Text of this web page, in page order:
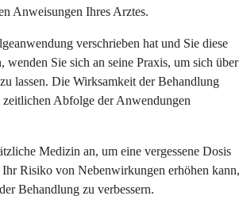
Anweisungen Ihres Arztes.
verschrieben hat und Sie diese
wenden Sie sich an seine Praxis, um sich über
lassen. Die Wirksamkeit der Behandlung
Abfolge der Anwendungen
Medizin an, um eine vergessene Dosis
Ihr Risiko von Nebenwirkungen erhöhen kann,
Behandlung zu verbessern.